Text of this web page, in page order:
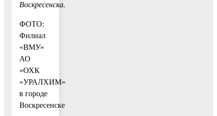
Воскресенска.
ФОТО:
Филиал
«ВМУ»
АО
«ОХК
«УРАЛХИМ»
в городе
Воскресенске